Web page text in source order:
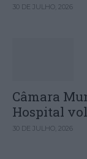
30 DE JULHO, 2026
Câmara
Hospital
30 DE JULHO, 2026